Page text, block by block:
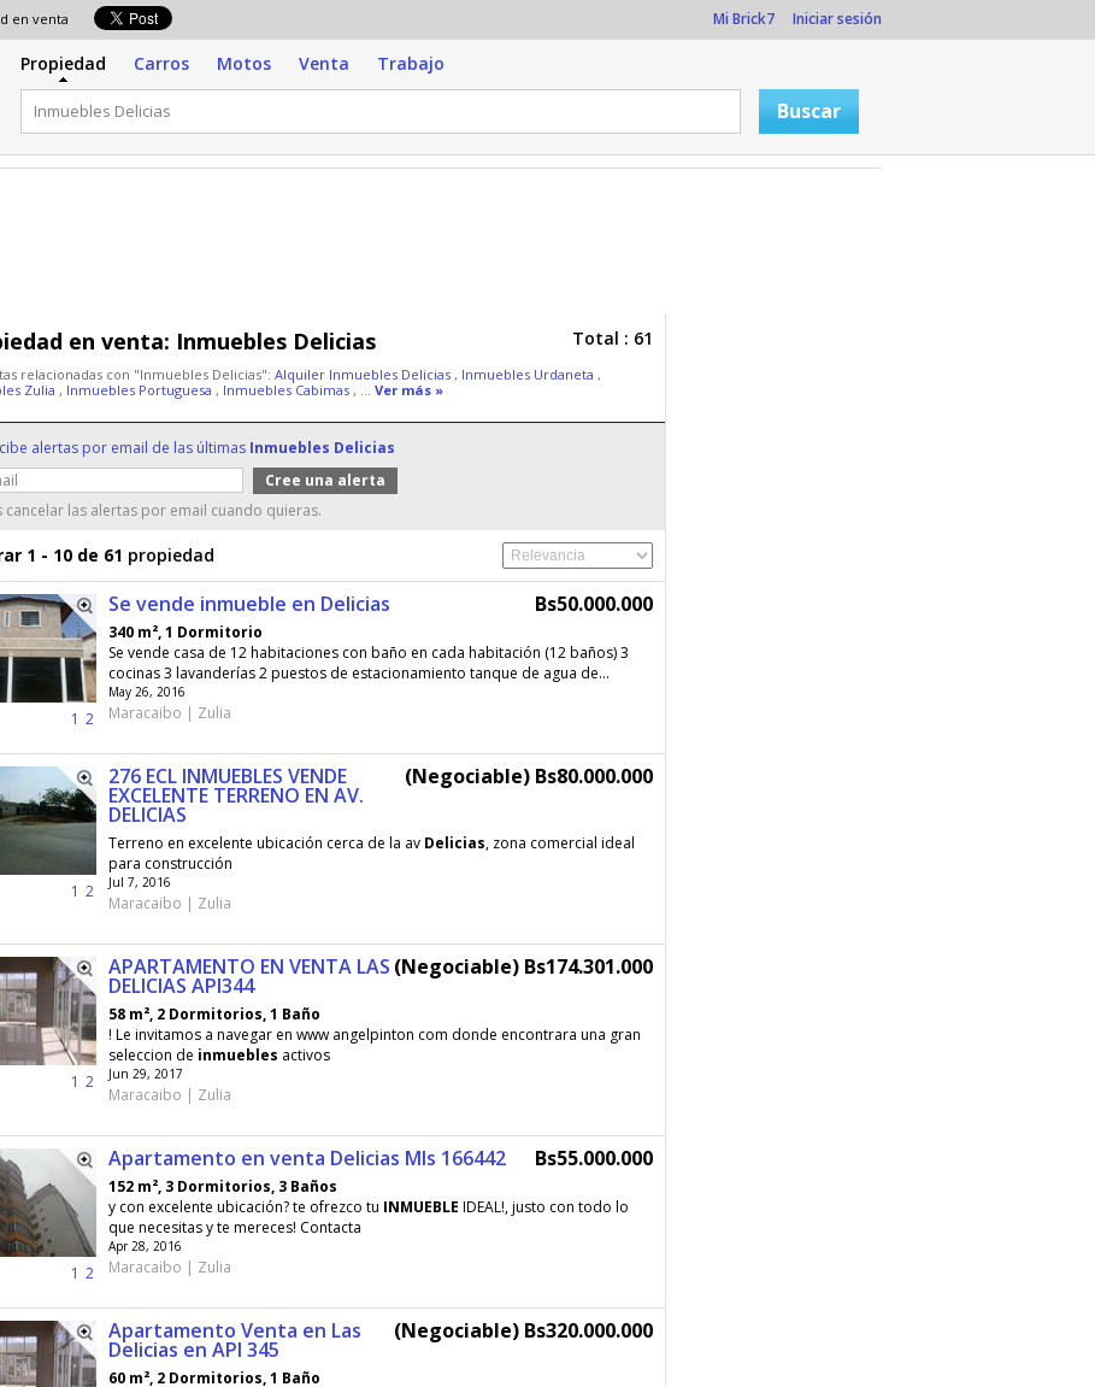
en venta Mi Brick7 Iniciar sesión
Propiedad Carros Motos Venta Trabajo
en venta: Inmuebles Delicias Total : 61
relacionadas con "Inmuebles Delicias": Alquiler Inmuebles Delicias , Inmuebles Urdaneta ,
Zulia , Inmuebles Portuguesa , Inmuebles Cabimas , ... Ver más »
alertas por email de las últimas Inmuebles Delicias
cancelar las alertas por email cuando quieras.
1 - 10 de 61 propiedad
1 2
Se vende inmueble en Delicias Bs50.000.000
340 m², 1 Dormitorio
Se vende casa de 12 habitaciones con baño en cada habitación (12 baños) 3
cocinas 3 lavanderías 2 puestos de estacionamiento tanque de agua de...
May 26, 2016
Maracaibo | Zulia
1 2
276 ECL INMUEBLES VENDE
EXCELENTE TERRENO EN AV.
DELICIAS
(Negociable) Bs80.000.000
Terreno en excelente ubicación cerca de la av Delicias, zona comercial ideal
para construcción
Jul 7, 2016
Maracaibo | Zulia
1 2
APARTAMENTO EN VENTA LAS
DELICIAS API344
(Negociable) Bs174.301.000
58 m², 2 Dormitorios, 1 Baño
! Le invitamos a navegar en www angelpinton com donde encontrara una gran
seleccion de inmuebles activos
Jun 29, 2017
Maracaibo | Zulia
1 2
Apartamento en venta Delicias Mls 166442 Bs55.000.000
152 m², 3 Dormitorios, 3 Baños
y con excelente ubicación? te ofrezco tu INMUEBLE IDEAL!, justo con todo lo
que necesitas y te mereces! Contacta
Apr 28, 2016
Maracaibo | Zulia
Apartamento Venta en Las
Delicias en API 345
(Negociable) Bs320.000.000
60 m², 2 Dormitorios, 1 Baño